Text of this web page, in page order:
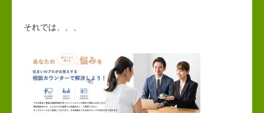
それでは、、、